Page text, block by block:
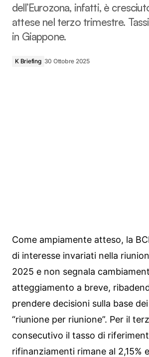
dell’Eurozona, infatti, è
attese nel terzo trimestre.
in Giappone.
K Briefing 30 Ottobre 2025
Come ampiamente atteso, la
di interesse invariati nella
2025 e non segnala
atteggiamento a breve,
prendere decisioni sulla base
“riunione per riunione”. Per il
consecutivo il tasso di
rifinanziamenti rimane al 2,15%